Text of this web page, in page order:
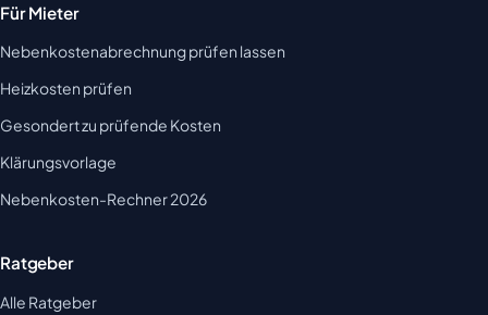
Für Mieter
Nebenkostenabrechnung prüfen lassen
Heizkosten prüfen
Gesondert zu prüfende Kosten
Klärungsvorlage
Nebenkosten-Rechner 2026
Ratgeber
Alle Ratgeber